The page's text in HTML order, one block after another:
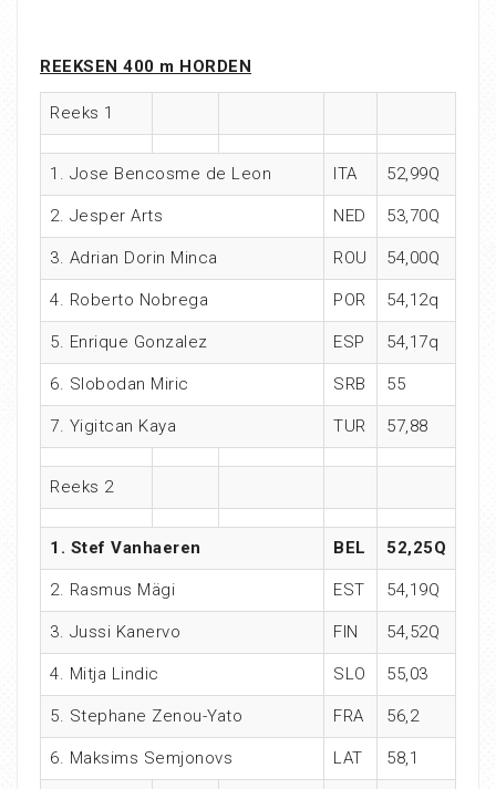
REEKSEN 400 m HORDEN
Reeks 1
1. Jose Bencosme de Leon ITA 52,99Q
2. Jesper Arts NED 53,70Q
3. Adrian Dorin Minca ROU 54,00Q
4. Roberto Nobrega POR 54,12q
5. Enrique Gonzalez ESP 54,17q
6. Slobodan Miric SRB 55
7. Yigitcan Kaya TUR 57,88
Reeks 2
1. Stef Vanhaeren BEL 52,25Q
2. Rasmus Mägi EST 54,19Q
3. Jussi Kanervo FIN 54,52Q
4. Mitja Lindic SLO 55,03
5. Stephane Zenou-Yato FRA 56,2
6. Maksims Semjonovs LAT 58,1